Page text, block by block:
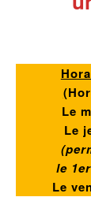
(
Le
Le
le
Le